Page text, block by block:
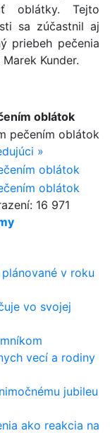
v roku
vo svojej
vecí a rodiny
jubileu
ako reakcia na
oblátky. Tejto
sa zúčastnil aj
priebeh pečenia
Kunder.
oblátok
»
16 971